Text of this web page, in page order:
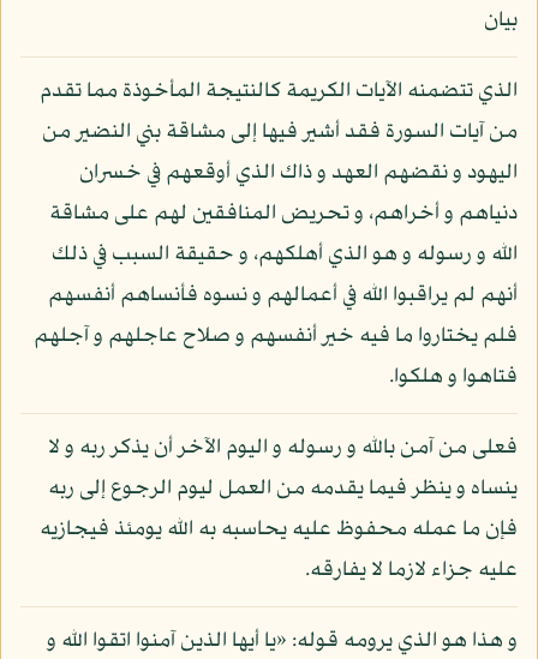
بيان
الذي تتضمنه الآيات الكريمة كالنتيجة المأخوذة مما تقدم
من آيات السورة فقد أشير فيها إلى مشاقة بني النضير من
اليهود و نقضهم العهد و ذاك الذي أوقعهم في خسران
دنياهم و أخراهم، و تحريض المنافقين لهم على مشاقة
الله و رسوله و هو الذي أهلكهم، و حقيقة السبب في ذلك
أنهم لم يراقبوا الله في أعمالهم و نسوه فأنساهم أنفسهم
فلم يختاروا ما فيه خير أنفسهم و صلاح عاجلهم و آجلهم
فتاهوا و هلكوا.
فعلى من آمن بالله و رسوله و اليوم الآخر أن يذكر ربه و لا
ينساه و ينظر فيما يقدمه من العمل ليوم الرجوع إلى ربه
فإن ما عمله محفوظ عليه يحاسبه به الله يومئذ فيجازيه
عليه جزاء لازما لا يفارقه.
و هذا هو الذي يرومه قوله: «يا أيها الذين آمنوا اتقوا الله و